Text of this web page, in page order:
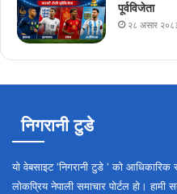
पूर्वविजेता
२८ असार
निगरानी टुडे
यो वेबसाइट ‘निगरानी टुडे ‘ को आधिकारिक
लोकप्रिय नेपाली समाचार पोर्टल हो।